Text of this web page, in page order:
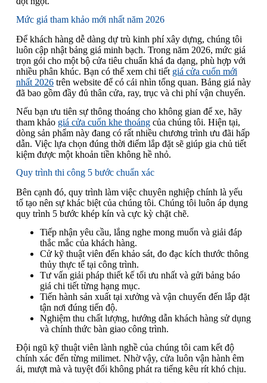
Mức giá tham khảo mới nhất năm 2026
Để khách hàng dễ dàng dự trù kinh phí xây dựng, chúng tôi
luôn cập nhật bảng giá minh bạch. Trong năm 2026, mức giá
trọn gói cho một bộ cửa tiêu chuẩn khá đa dạng, phù hợp với
nhiều phân khúc. Bạn có thể xem chi tiết giá cửa cuốn mới
nhất 2026trên website để có cái nhìn tổng quan. Bảng giá này
đã bao gồm đầy đủ thân cửa, ray, trục và chi phí vận chuyển.
Nếu bạn ưu tiên sự thông thoáng cho không gian để xe, hãy
tham khảo giá cửa cuốn khe thoángcủa chúng tôi. Hiện tại,
dòng sản phẩm này đang có rất nhiều chương trình ưu đãi hấp
dẫn. Việc lựa chọn đúng thời điểm lắp đặt sẽ giúp gia chủ tiết
kiệm được một khoản tiền không hề nhỏ.
Quy trình thi công 5 bước chuẩn xác
Bên cạnh đó, quy trình làm việc chuyên nghiệp chính là yếu
tố tạo nên sự khác biệt của chúng tôi. Chúng tôi luôn áp dụng
quy trình 5 bước khép kín và cực kỳ chặt chẽ.
Tiếp nhận yêu cầu, lắng nghe mong muốn và giải đáp
thắc mắc của khách hàng.
Cử kỹ thuật viên đến khảo sát, đo đạc kích thước thông
thủy thực tế tại công trình.
Tư vấn giải pháp thiết kế tối ưu nhất và gửi bảng báo
giá chi tiết từng hạng mục.
Tiến hành sản xuất tại xưởng và vận chuyển đến lắp đặt
tận nơi đúng tiến độ.
Nghiệm thu chất lượng, hướng dẫn khách hàng sử dụng
và chính thức bàn giao công trình.
Đội ngũ kỹ thuật viên lành nghề của chúng tôi cam kết độ
chính xác đến từng milimet. Nhờ vậy, cửa luôn vận hành êm
ái, mượt mà và tuyệt đối không phát ra tiếng kêu rít khó chịu.